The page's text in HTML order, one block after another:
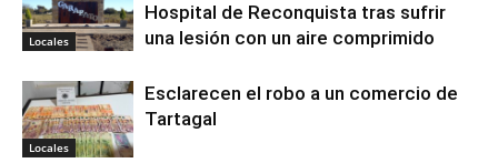
Locales
Hospital de Reconquista tras sufrir
una lesión con un aire comprimido
Locales
Esclarecen el robo a un comercio de
Tartagal